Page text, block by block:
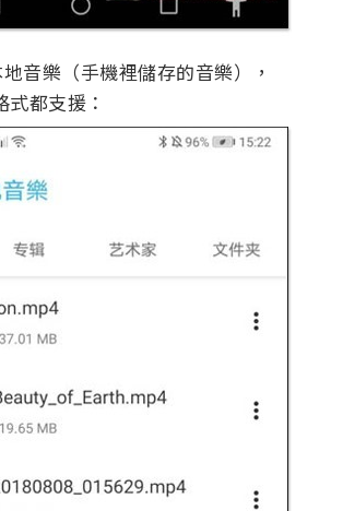
音樂（手機裡儲存的音樂），
都支援：